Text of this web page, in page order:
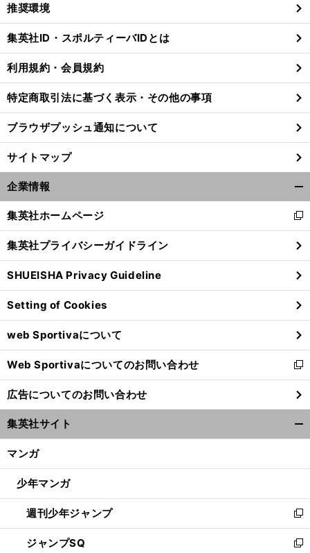
前
閉
る
推奨環境
集英社ID・スポルティーバIDとは
利用規約・会員規約
特定商取引法に基づく表示・その他の事項
ブラウザプッシュ通知について
サイトマップ
企業情報
閉
る
集英社ホームページ
新
し
い
ウ
ィ
ン
ド
ウ
で
開
く
集英社プライバシーガイドライン
SHUEISHA Privacy Guideline
Setting of Cookies
web Sportivaについて
Web Sportivaについてのお問い合わせ
新
し
い
ウ
ィ
ン
ウ
開
く
広告についてのお問い合わせ
集英社サイト
マンガ
少年マンガ
週刊少年ジャンプ
新
し
い
ジャンプSQ
新